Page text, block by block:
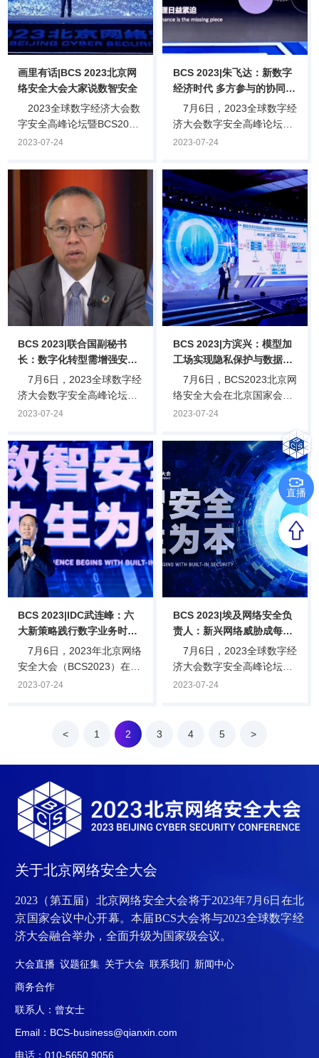
画里有话|BCS 2023北京网
络安全大会大家说数智安全
2023全球数字经济大会数
字安全高峰论坛暨BCS2023
北京网络安全大会今日正式
数字经济，大会吸引了众多
顶级专家、学者、观众参
与，扩大了“安全圈”范围，
更是“走出去”，吸引了众多
国家积极参与。大会展现出
在数据驱动和智能引领的数
智时代，网络安全保驾护航
意义重大。数字安全高峰论
坛暨BCS2023北京网络安全
大会开幕式2023全球数字经
济大会数字安全高峰论坛暨
BCS2023北京.
2023-07-24
BCS 2023|朱飞达：新数字
经济时代 多方参与的协同智
能是大势所趋
7月6日，2023全球数字经
济大会数字安全高峰论坛暨
BCS2023北京网络安全大会
正式启幕。开幕式上，新加
坡管理大学计算与信息系统
学院副院长朱飞达带来题为
《新数字经济时代的AI和
Web3》的主题演讲。在演
讲中，朱飞达提出了新数字
经济时代智能的关键特征：
一是多方共同参与的协同智
能是大势所趋；二是智能竞
争从模型趋向于数据；三是
智能和数据的治理日益紧
迫。“在越来越强的AI时代，
我.
2023-07-24
BCS 2023|联合国副秘书
长：数字化转型需增强安全
保障，走更全面道路
7月6日，2023全球数字经
济大会数字安全高峰论坛暨
BCS2023北京网络安全大会
华在致辞时指出，数字化转
型随着的风险可能会使其收
益黯然失色。数字化转型之
旅需走出一条更全面的通
路，增强网络安全保障，尊
重个人隐私，保护支撑数字
政府和数字经济的关键数字
基础设施。李军华表示，在
许多领域，数字技术已经成
为促进创新、提高生产力的
重要动力。它同样也推动了
数字经济的发展，使其蓬勃
增长，促.
2023-07-24
BCS 2023|方滨兴：模型加
工场实现隐私保护与数据要
素流通
7月6日，BCS2023北京网
络安全大会在北京国家会议
中心开幕，中国工程院院
首席科学家、鹏城实验室方
向责任院士方滨兴发表了“模
型加工场：一种支持隐私保
护的数据使用权交易方法”的
主题演讲。他表示，数据需
要流通才能发挥最大价值，
但隐私保护成为横亘在企业
面前的大难题，模型加工场
基于分享价值不分享数据的
关键技术有望解决这一问
题。图中国工程院院士、中
国电子信息产业集团首席科
学家、鹏城.
2023-07-24
BCS 2023|IDC武连峰：六
大新策略践行数字业务时代
安全保障
7月6日，2023年北京网络
安全大会（BCS2023）在北
京国家会议中心开幕。会议
业务时代安全面临着新政
策、新技术、新数据、新信
安全保障工作。IDC数据预
测，2023年底全球数字化转
型支出占总体企业ICT支出
的比例将达到52%；全球软
例也将达到52%；2026年，
2023-07-24
BCS 2023|埃及网络安全负
责人：新兴网络威胁成每个
人面临的真正威胁
7月6日，2023全球数字经
济大会数字安全高峰论坛暨
BCS2023北京网络安全大会
卜杜勒·哈菲兹应邀发表题为
前的网络安全安全理念，根
据自身业务资产、面临威
在.
2023-07-24
< 1 2 3 4 5 >
关于北京网络安全大会
2023（第五届）北京网络安全大会将于2023年7月6日在北
京国家会议中心开幕。本届BCS大会将与2023全球数字经
济大会融合举办，全面升级为国家级会议。
大会直播 议题征集 关于大会 联系我们 新闻中心
商务合作
联系人：曾女士
Email：BCS-business@qianxin.com
电话：010-5650 9056
直播